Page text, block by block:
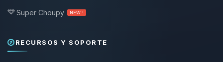
Super Choupy NEW !
RECURSOS Y SOPORTE